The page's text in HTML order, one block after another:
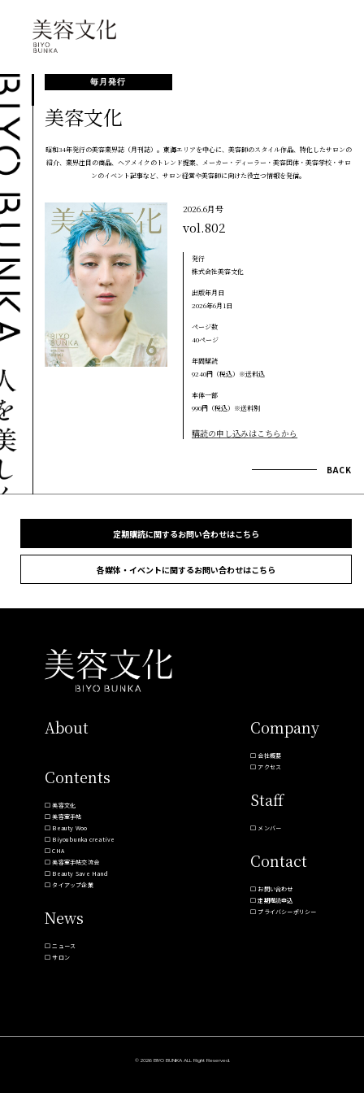
毎月発行
美容文化
昭和34年発行の美容業界誌（月刊誌）。東海エリアを中心に、美容師のスタイル作品、特化したサロンの
紹介、業界注目の商品、ヘアメイクのトレンド提案、メーカー・ディーラー・美容団体・美容学校・サロ
ンのイベント記事など、サロン経営や美容師に向けた役立つ情報を発信。
2026.6月号
vol.802
発行
株式会社美容文化
出版年月日
2026年6月1日
ページ数
40ページ
年間購読
9240円（税込）※送料込
本体一部
990円（税込）※送料別
購読の申し込みはこちらから
BACK
定期購読に関するお問い合わせはこちら
各媒体・イベントに関するお問い合わせはこちら
About
Contents
美容文化
美容室手帖
Beauty Woo
Biyoubunka creative
CHA
美容室手帖交流会
Beauty Save Hand
タイアップ企業
News
ニュース
サロン
Company
会社概要
アクセス
Staff
メンバー
Contact
お問い合わせ
定期購読申込
プライバシーポリシー
© 2026 BIYO BUNKA ALL Right Reserved.